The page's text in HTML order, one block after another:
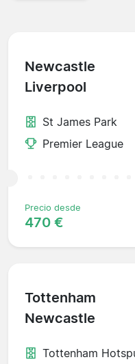
Newcastle
Liverpool
St James Park
Premier League
Precio desde
470 €
Tottenham
Newcastle
Tottenham